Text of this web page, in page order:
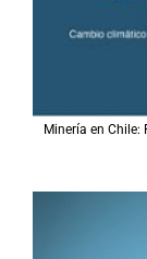
Minería en